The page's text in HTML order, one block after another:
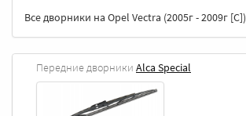
Все дворники на Opel Vectra (2005г - 2009г [C])
Передние дворники Alca Special